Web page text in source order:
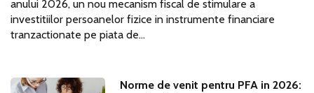
anului 2026, un nou mecanism fiscal de stimulare a
investitiilor persoanelor fizice in instrumente financiare
tranzactionate pe piata de...
Norme de venit pentru PFA in 2026: